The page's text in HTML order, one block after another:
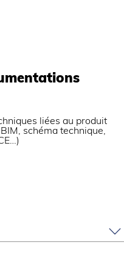
liées au produit
schéma technique,